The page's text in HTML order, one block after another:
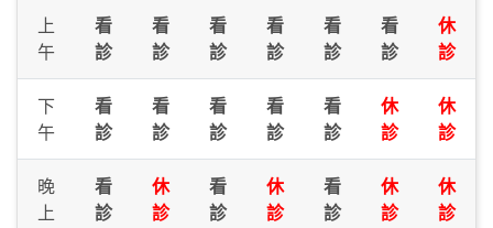
上
午
看
診
看
診
看
診
看
診
看
診
看
診
休
診
下
午
看
診
看
診
看
診
看
診
看
診
休
診
休
診
晚
上
看
診
休
診
看
診
休
診
看
診
休
診
休
診